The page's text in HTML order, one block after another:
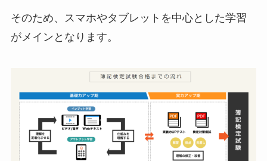
そのため、スマホやタブレットを中心とした学習
がメインとなります。